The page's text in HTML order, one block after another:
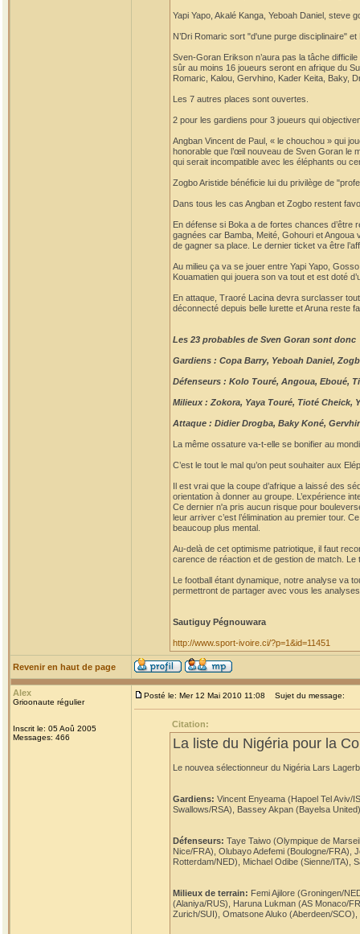
Yapi Yapo, Akalé Kanga, Yeboah Daniel, steve
N’Dri Romaric sort "d'une purge disciplinaire"
Sven-Goran Erikson n’aura pas la tâche
sûr au moins 16 joueurs seront en afrique du
Romaric, Kalou, Gervhino, Kader Keita, Baky,
Les 7 autres places sont ouvertes.
2 pour les gardiens pour 3 joueurs qui
Angban Vincent de Paul, « le chouchou » qui
honorable que l’œil nouveau de Sven Goran le
qui serait incompatible avec les éléphants ou
Zogbo Aristide bénéficie lui du privilège de
Dans tous les cas Angban et Zogbo restent
En défense si Boka a de fortes chances
gagnées car Bamba, Meité, Gohouri et
de gagner sa place. Le dernier ticket va être
Au milieu ça va se jouer entre Yapi Yapo,
Kouamatien qui jouera son va tout et est doté
En attaque, Traoré Lacina devra surclasser
déconnecté depuis belle lurette et Aruna reste
Les 23 probables de Sven Goran sont donc
Gardiens : Copa Barry, Yeboah Daniel,
Défenseurs : Kolo Touré, Angoua, Eboué,
Milieux : Zokora, Yaya Touré, Tioté Cheick,
Attaque : Didier Drogba, Baky Koné,
La même ossature va-t-elle se bonifier au
C’est le tout le mal qu’on peut souhaiter aux
Il est vrai que la coupe d’afrique a laissé des
orientation à donner au groupe. L’expérience
Ce dernier n'a pris aucun risque pour
leur arriver c’est l’élimination au premier tour.
beaucoup plus mental.
Au-delà de cet optimisme patriotique, il faut
carence de réaction et de gestion de match.
Le football étant dynamique, notre analyse va
permettront de partager avec vous les
Sautiguy Pégnouwara
http://www.sport-ivoire.ci/?p=1&id=11451
Revenir en haut de page
Alex
Grioonaute régulier
Inscrit le: 05 Aoû 2005
Messages: 466
Posté le: Mer 12 Mai 2010 11:08 Sujet du message:
Citation:
La liste du Nigéria pour la
Le nouvea sélectionneur du Nigéria Lars
Gardiens: Vincent Enyeama (Hapoel Tel Aviv/
Swallows/RSA), Bassey Akpan (Bayelsa
Défenseurs: Taye Taiwo (Olympique de
Nice/FRA), Olubayo Adefemi (Boulogne/FRA),
Rotterdam/NED), Michael Odibe (Sienne/ITA),
Milieux de terrain: Femi Ajilore (Groningen/
(Alaniya/RUS), Haruna Lukman (AS Monaco/
Zurich/SUI), Omatsone Aluko (Aberdeen/